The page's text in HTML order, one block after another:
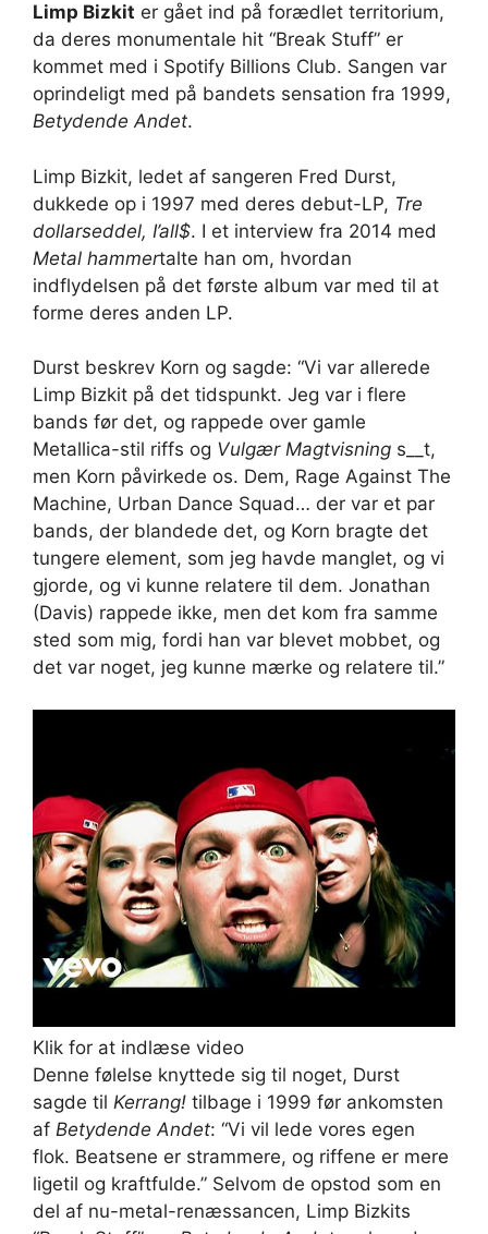
Limp Bizkit er gået ind på forædlet territorium,
da deres monumentale hit “Break Stuff” er
kommet med i Spotify Billions Club. Sangen var
oprindeligt med på bandets sensation fra 1999,
Betydende Andet.
Limp Bizkit, ledet af sangeren Fred Durst,
dukkede op i 1997 med deres debut-LP, Tre
dollarseddel, I’all$. I et interview fra 2014 med
Metal hammertalte han om, hvordan
indflydelsen på det første album var med til at
forme deres anden LP.
Durst beskrev Korn og sagde: “Vi var allerede
Limp Bizkit på det tidspunkt. Jeg var i flere
bands før det, og rappede over gamle
Metallica-stil riffs og Vulgær Magtvisning s__t,
men Korn påvirkede os. Dem, Rage Against The
Machine, Urban Dance Squad… der var et par
bands, der blandede det, og Korn bragte det
tungere element, som jeg havde manglet, og vi
gjorde, og vi kunne relatere til dem. Jonathan
(Davis) rappede ikke, men det kom fra samme
sted som mig, fordi han var blevet mobbet, og
det var noget, jeg kunne mærke og relatere til.”
Klik for at indlæse video
Denne følelse knyttede sig til noget, Durst
sagde til Kerrang! tilbage i 1999 før ankomsten
af Betydende Andet: “Vi vil lede vores egen
flok. Beatsene er strammere, og riffene er mere
ligetil og kraftfulde.” Selvom de opstod som en
del af nu-metal-renæssancen, Limp Bizkits